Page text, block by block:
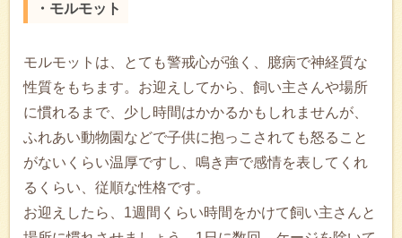
・モルモット
モルモットは、とても警戒心が強く、臆病で神経質な
性質をもちます。お迎えしてから、飼い主さんや場所
に慣れるまで、少し時間はかかるかもしれませんが、
ふれあい動物園などで子供に抱っこされても怒ること
がないくらい温厚ですし、鳴き声で感情を表してくれ
るくらい、従順な性格です。
お迎えしたら、1週間くらい時間をかけて飼い主さんと